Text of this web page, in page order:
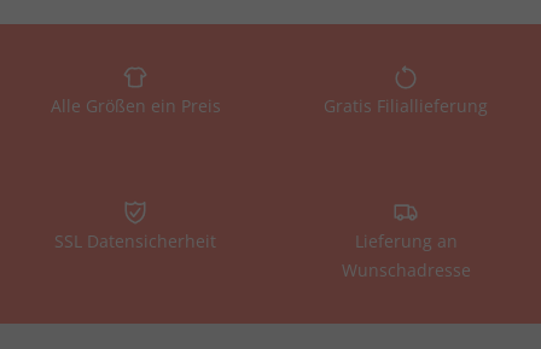
Alle Größen ein Preis Gratis Filiallieferung
SSL Datensicherheit
Lieferung an
Wunschadresse